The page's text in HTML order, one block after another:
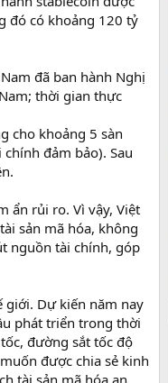
đó có khoảng 120 tỷ
đã ban hành Nghị
thời gian thực
cho khoảng 5 sàn
đảm bảo). Sau
ẩn rủi ro. Vì vậy, Việt
sản mã hóa, không
nguồn tài chính, góp
giới. Dự kiến năm nay
phát triển trong thời
đường sắt tốc độ
được chia sẻ kinh
tài sản mã hóa an